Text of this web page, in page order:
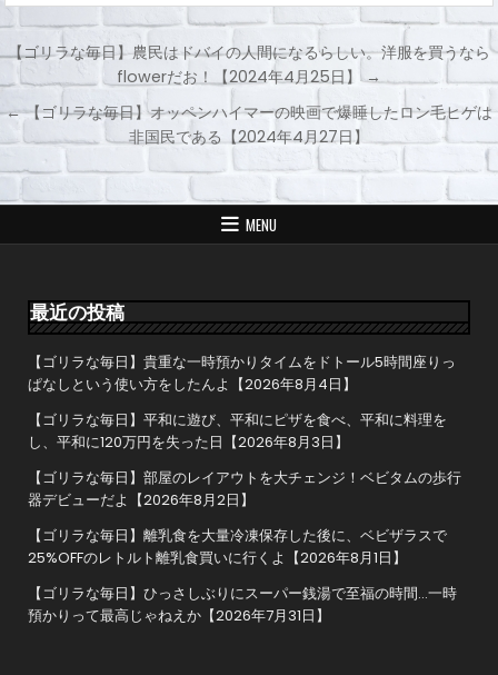
投
稿
ナ
ビ
ー
ョ
【ゴリラな毎日】農民はドバイの人間になるらしい。洋服を買うなら
flowerだお！【2024年4月25日】 →
← 【ゴリラな毎日】オッペンハイマーの映画で爆睡したロン毛ヒゲは
非国民である【2024年4月27日】
MENU
最近の投稿
【ゴリラな毎日】貴重な一時預かりタイムをドトール5時間座りっ
ぱなしという使い方をしたんよ【2026年8月4日】
【ゴリラな毎日】平和に遊び、平和にピザを食べ、平和に料理を
し、平和に120万円を失った日【2026年8月3日】
【ゴリラな毎日】部屋のレイアウトを大チェンジ！ベビタムの歩行
器デビューだよ【2026年8月2日】
【ゴリラな毎日】離乳食を大量冷凍保存した後に、ベビザラスで
25%OFFのレトルト離乳食買いに行くよ【2026年8月1日】
【ゴリラな毎日】ひっさしぶりにスーパー銭湯で至福の時間…一時
預かりって最高じゃねえか【2026年7月31日】